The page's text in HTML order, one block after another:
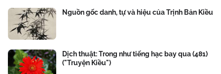
Nguồn gốc danh, tự và hiệu của Trịnh Bản Kiều
Dịch thuật: Trong như tiếng hạc bay qua (481)
("Truyện Kiều")